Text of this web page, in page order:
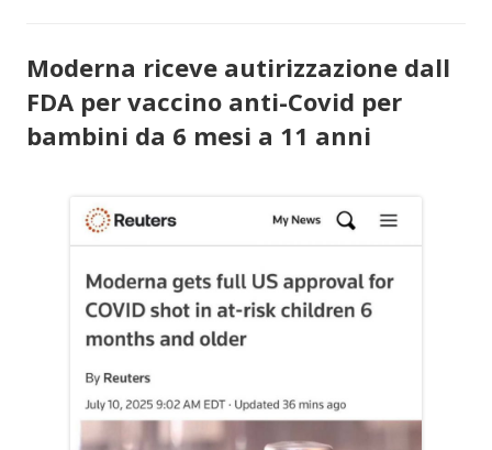
Moderna riceve autirizzazione dall
FDA per vaccino anti-Covid per
bambini da 6 mesi a 11 anni